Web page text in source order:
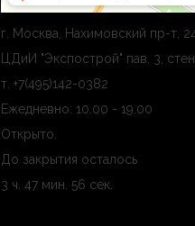
г. Москва, Нахимовский пр-т,
ЦДиИ "Экспострой" пав. 3,
т. +7(495)142-0382
Ежедневно: 10.00 - 19.00
Открыто
До закрытия осталось
3 ч. 47 мин. 55 сек.